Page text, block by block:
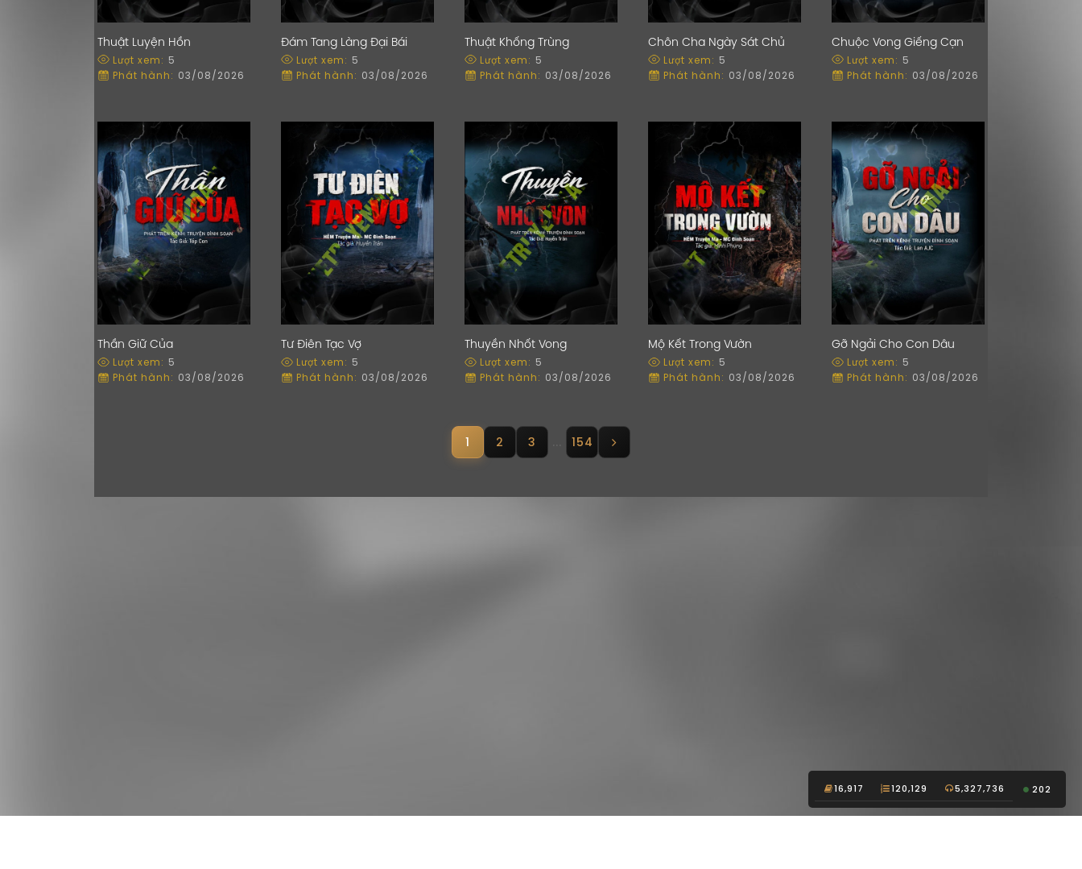
Thuật Luyện Hồn
Lượt xem: 5
Phát hành: 03/08/2026
Đám Tang Làng Đại Bái
Lượt xem: 5
Phát hành: 03/08/2026
Thuật Khống Trùng
Lượt xem: 5
Phát hành: 03/08/2026
Chôn Cha Ngày Sát Chủ
Lượt xem: 5
Phát hành: 03/08/2026
Chuộc Vong Giếng Cạn
Lượt xem: 5
Phát hành: 03/08/2026
Thần Giữ Của
Lượt xem: 5
Phát hành: 03/08/2026
Tư Điên Tạc Vợ
Lượt xem: 5
Phát hành: 03/08/2026
Thuyền Nhốt Vong
Lượt xem: 5
Phát hành: 03/08/2026
Mộ Kết Trong Vườn
Lượt xem: 5
Phát hành: 03/08/2026
Gỡ Ngải Cho Con Dâu
Lượt xem: 5
Phát hành: 03/08/2026
1 2 3 154
16,917 120,129 5,327,736 202